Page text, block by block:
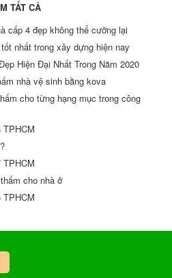
TẤT CẢ
cấp 4 đẹp không thể cưỡng lại
nhất trong xây dựng hiện nay
Hiện Đại Nhất Trong Năm 2020
nhà vệ sinh bằng kova
cho từng hạng mục trong công
TPHCM
TPHCM
cho nhà ở